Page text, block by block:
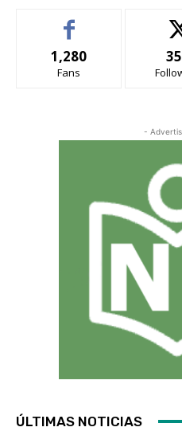
1,280
Fans
-
ÚLTIMAS NOTICIAS